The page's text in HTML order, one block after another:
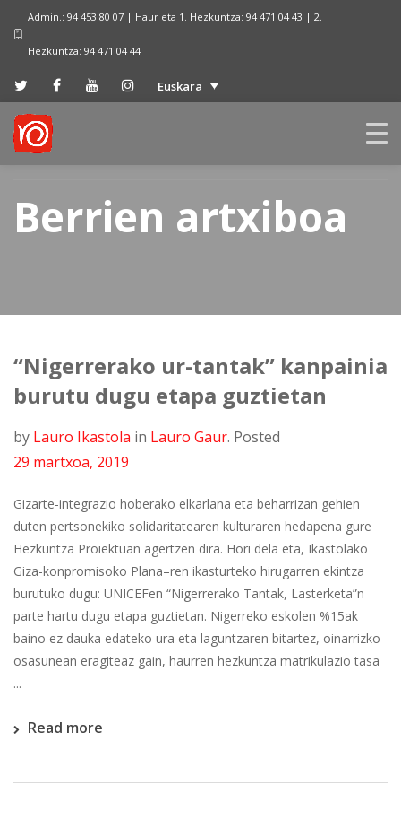
Admin.: 94 453 80 07 | Haur eta 1. Hezkuntza: 94 471 04 43 | 2.
Hezkuntza: 94 471 04 44
Euskara
Berrien artxiboa
“Nigerrerako ur-tantak” kanpainia
burutu dugu etapa guztietan
by Lauro Ikastola in Lauro Gaur. Posted
29 martxoa, 2019
Gizarte-integrazio hoberako elkarlana eta beharrizan gehien
duten pertsonekiko solidaritatearen kulturaren hedapena gure
Hezkuntza Proiektuan agertzen dira. Hori dela eta, Ikastolako
Giza-konpromisoko Plana–ren ikasturteko hirugarren ekintza
burutuko dugu: UNICEFen “Nigerrerako Tantak, Lasterketa”n
parte hartu dugu etapa guztietan. Nigerreko eskolen %15ak
baino ez dauka edateko ura eta laguntzaren bitartez, oinarrizko
osasunean eragiteaz gain, haurren hezkuntza matrikulazio tasa
...
Read more